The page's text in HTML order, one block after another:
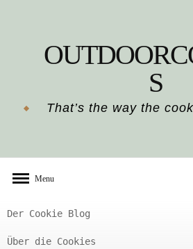
S
That’s the way the
Menu
Der Cookie Blog
Über die Cookies